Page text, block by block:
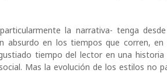
la narrativa- tenga
absurdo en los tiempos que corren,
tiempo del lector en una
Mas la evolución de los estilos no